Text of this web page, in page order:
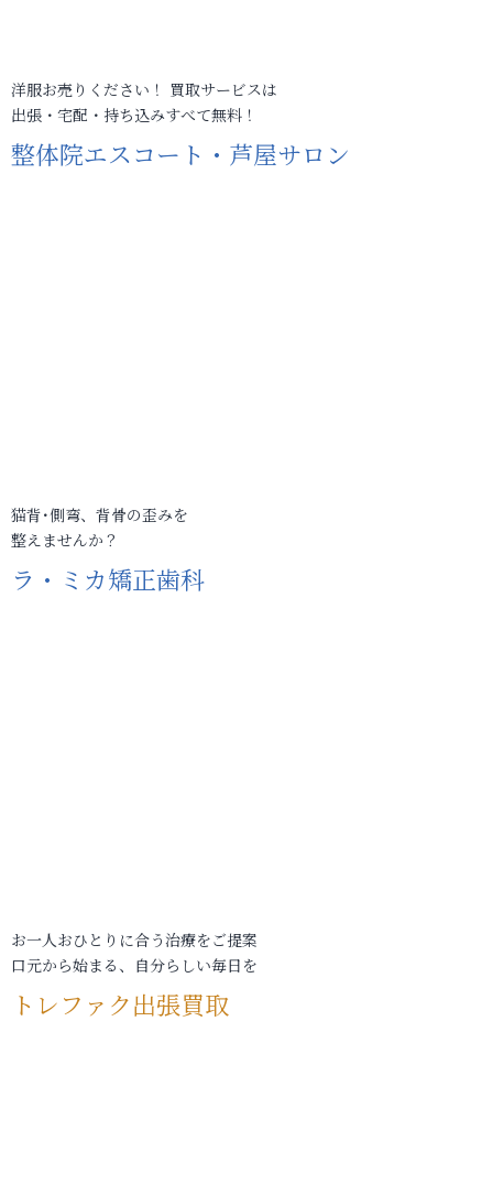
洋服お売りください！ 買取サービスは
出張・宅配・持ち込みすべて無料！
整体院エスコート・芦屋サロン
猫背･側弯、背骨の歪みを
整えませんか？
ラ・ミカ矯正歯科
お一人おひとりに合う治療をご提案
口元から始まる、自分らしい毎日を
トレファク出張買取